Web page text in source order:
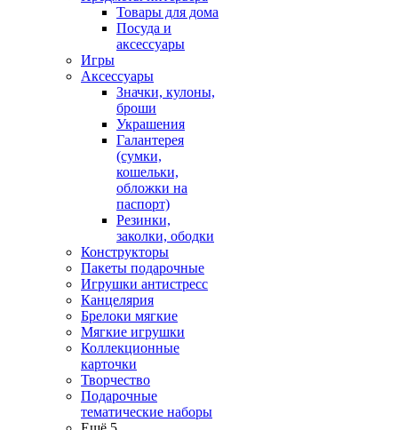
Товары для дома
Посуда и
аксессуары
Игры
Аксессуары
Значки, кулоны,
броши
Украшения
Галантерея
(сумки,
кошельки,
обложки на
паспорт)
Резинки,
заколки, ободки
Конструкторы
Пакеты подарочные
Игрушки антистресс
Канцелярия
Брелоки мягкие
Мягкие игрушки
Коллекционные
карточки
Творчество
Подарочные
тематические наборы